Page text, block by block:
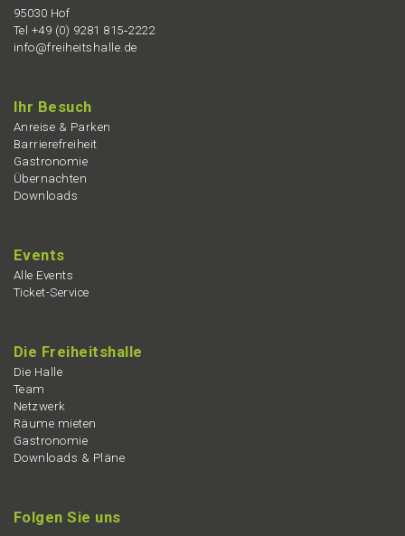
95030 Hof
Tel +49 (0) 9281 815‑2222
info@freiheitshalle.de
Ihr Besuch
Anrei­se & Parken
Barrie­re­frei­heit
Gastro­no­mie
Übernach­ten
Downloads
Events
Alle Events
Ticket-Service
Die Freiheits­hal­le
Die Halle
Team
Netzwerk
Räume mieten
Gastro­no­mie
Downloads & Pläne
Folgen Sie uns